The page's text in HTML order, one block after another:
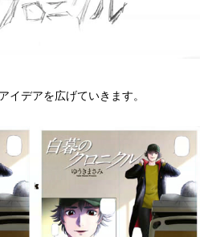
イデアを広げていきます。